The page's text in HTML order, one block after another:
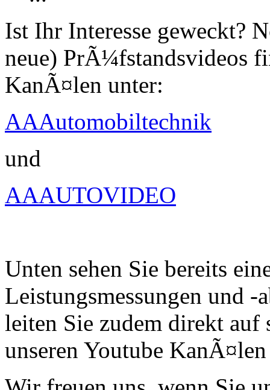
Ist Ihr Interesse geweckt?
neue) PrÃ¼fstandsvideos
KanÃ¤len unter:
AAAutomobiltechnik
und
AAAUTOVIDEO
Unten sehen Sie bereits
Leistungsmessungen und -
leiten Sie zudem direkt auf
unseren Youtube